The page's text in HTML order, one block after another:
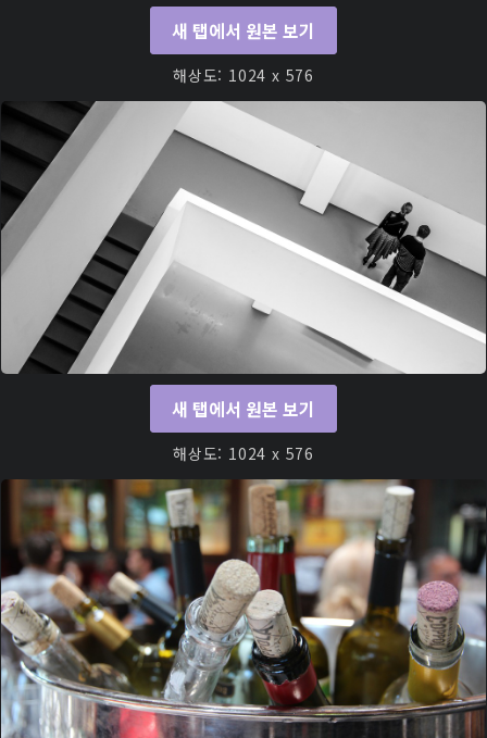
새 탭에서 원본 보기
해상도: 1024 x 576
새 탭에서 원본 보기
해상도: 1024 x 576